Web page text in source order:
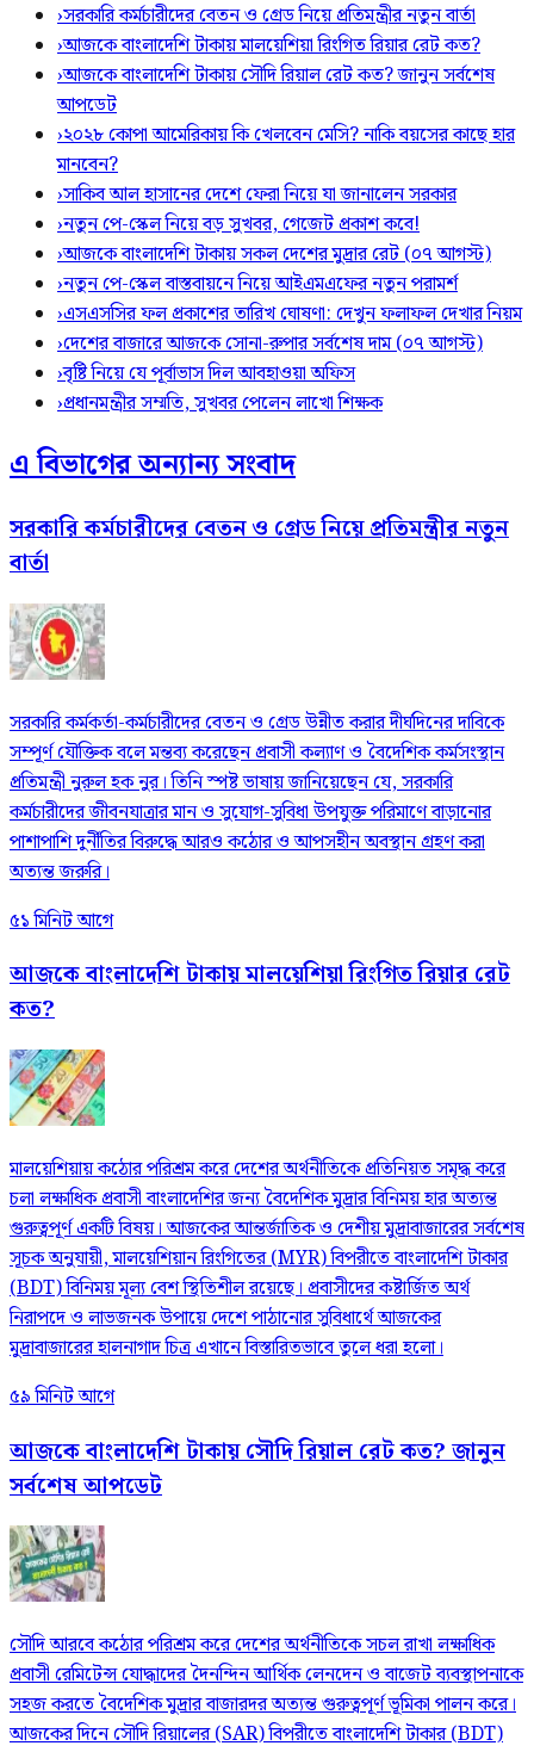
›সরকারি কর্মচারীদের বেতন ও গ্রেড নিয়ে প্রতিমন্ত্রীর নতুন বার্তা
›আজকে বাংলাদেশি টাকায় মালয়েশিয়া রিংগিত রিয়ার রেট কত?
›আজকে বাংলাদেশি টাকায় সৌদি রিয়াল রেট কত? জানুন সর্বশেষ
আপডেট
›২০২৮ কোপা আমেরিকায় কি খেলবেন মেসি? নাকি বয়সের কাছে হার
মানবেন?
›সাকিব আল হাসানের দেশে ফেরা নিয়ে যা জানালেন সরকার
›নতুন পে-স্কেল নিয়ে বড় সুখবর, গেজেট প্রকাশ কবে!
›আজকে বাংলাদেশি টাকায় সকল দেশের মুদ্রার রেট (০৭ আগস্ট)
›নতুন পে-স্কেল বাস্তবায়নে নিয়ে আইএমএফের নতুন পরামর্শ
›এসএসসির ফল প্রকাশের তারিখ ঘোষণা: দেখুন ফলাফল দেখার নিয়ম
›দেশের বাজারে আজকে সোনা-রুপার সর্বশেষ দাম (০৭ আগস্ট)
›বৃষ্টি নিয়ে যে পূর্বাভাস দিল আবহাওয়া অফিস
›প্রধানমন্ত্রীর সম্মতি, সুখবর পেলেন লাখো শিক্ষক
এ বিভাগের অন্যান্য সংবাদ
সরকারি কর্মচারীদের বেতন ও গ্রেড নিয়ে প্রতিমন্ত্রীর নতুন
বার্তা
সরকারি কর্মকর্তা-কর্মচারীদের বেতন ও গ্রেড উন্নীত করার দীর্ঘদিনের দাবিকে
সম্পূর্ণ যৌক্তিক বলে মন্তব্য করেছেন প্রবাসী কল্যাণ ও বৈদেশিক কর্মসংস্থান
প্রতিমন্ত্রী নুরুল হক নুর। তিনি স্পষ্ট ভাষায় জানিয়েছেন যে, সরকারি
কর্মচারীদের জীবনযাত্রার মান ও সুযোগ-সুবিধা উপযুক্ত পরিমাণে বাড়ানোর
পাশাপাশি দুর্নীতির বিরুদ্ধে আরও কঠোর ও আপসহীন অবস্থান গ্রহণ করা
অত্যন্ত জরুরি।
৫১ মিনিট আগে
আজকে বাংলাদেশি টাকায় মালয়েশিয়া রিংগিত রিয়ার রেট
কত?
মালয়েশিয়ায় কঠোর পরিশ্রম করে দেশের অর্থনীতিকে প্রতিনিয়ত সমৃদ্ধ করে
চলা লক্ষাধিক প্রবাসী বাংলাদেশির জন্য বৈদেশিক মুদ্রার বিনিময় হার অত্যন্ত
গুরুত্বপূর্ণ একটি বিষয়। আজকের আন্তর্জাতিক ও দেশীয় মুদ্রাবাজারের সর্বশেষ
সূচক অনুযায়ী, মালয়েশিয়ান রিংগিতের (MYR) বিপরীতে বাংলাদেশি টাকার
(BDT) বিনিময় মূল্য বেশ স্থিতিশীল রয়েছে। প্রবাসীদের কষ্টার্জিত অর্থ
নিরাপদে ও লাভজনক উপায়ে দেশে পাঠানোর সুবিধার্থে আজকের
মুদ্রাবাজারের হালনাগাদ চিত্র এখানে বিস্তারিতভাবে তুলে ধরা হলো।
৫৯ মিনিট আগে
আজকে বাংলাদেশি টাকায় সৌদি রিয়াল রেট কত? জানুন
সর্বশেষ আপডেট
সৌদি আরবে কঠোর পরিশ্রম করে দেশের অর্থনীতিকে সচল রাখা লক্ষাধিক
প্রবাসী রেমিটেন্স যোদ্ধাদের দৈনন্দিন আর্থিক লেনদেন ও বাজেট ব্যবস্থাপনাকে
সহজ করতে বৈদেশিক মুদ্রার বাজারদর অত্যন্ত গুরুত্বপূর্ণ ভূমিকা পালন করে।
আজকের দিনে সৌদি রিয়ালের (SAR) বিপরীতে বাংলাদেশি টাকার (BDT)